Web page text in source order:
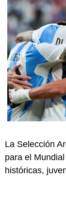
La Selección
para el
históricas,